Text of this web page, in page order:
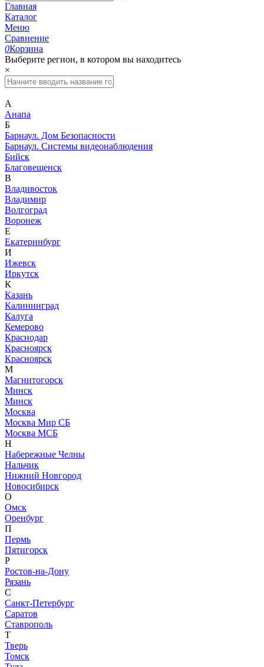
Главная
Каталог
Меню
Сравнение
0Корзина
Выберите регион, в котором вы находитесь
×
А
Анапа
Б
Барнаул. Дом Безопасности
Барнаул. Системы видеонаблюдения
Бийск
Благовещенск
В
Владивосток
Владимир
Волгоград
Воронеж
Е
Екатеринбург
И
Ижевск
Иркутск
К
Казань
Калининград
Калуга
Кемерово
Краснодар
Красноярск
Красноярск
М
Магнитогорск
Минск
Минск
Москва
Москва Мир СБ
Москва МСБ
Н
Набережные Челны
Нальчик
Нижний Новгород
Новосибирск
О
Омск
Оренбург
П
Пермь
Пятигорск
Р
Ростов-на-Дону
Рязань
С
Санкт-Петербург
Саратов
Ставрополь
Т
Тверь
Томск